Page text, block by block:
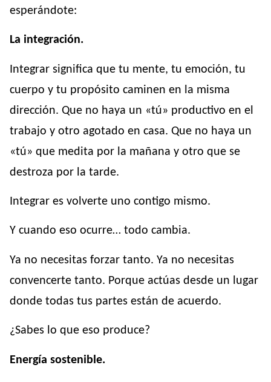
esperándote:
La integración.
Integrar significa que tu mente, tu emoción, tu
cuerpo y tu propósito caminen en la misma
dirección. Que no haya un «tú» productivo en el
trabajo y otro agotado en casa. Que no haya un
«tú» que medita por la mañana y otro que se
destroza por la tarde.
Integrar es volverte uno contigo mismo.
Y cuando eso ocurre… todo cambia.
Ya no necesitas forzar tanto. Ya no necesitas
convencerte tanto. Porque actúas desde un lugar
donde todas tus partes están de acuerdo.
¿Sabes lo que eso produce?
Energía sostenible.